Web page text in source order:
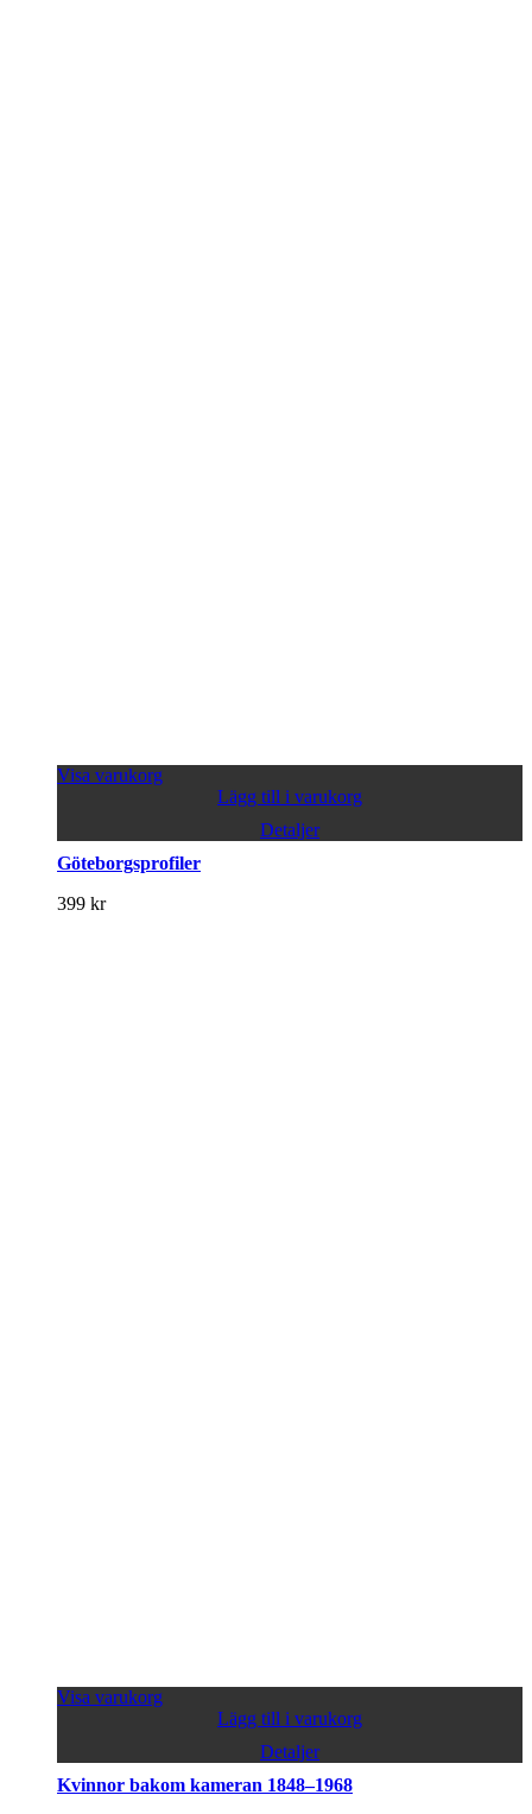
Visa varukorg
Lägg till i varukorg
Detaljer
Göteborgsprofiler
399 kr
Visa varukorg
Lägg till i varukorg
Detaljer
Kvinnor bakom kameran 1848–1968